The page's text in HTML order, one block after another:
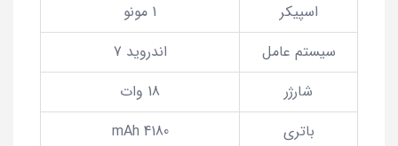
اسپیکر
1 مونو
سیستم عامل
اندروید 7
شارژر
18 وات
باتری
4180 mAh